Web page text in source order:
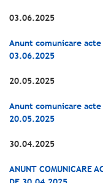
03.06.2025
Anunt comunicare
03.06.2025
20.05.2025
Anunt comunicare
20.05.2025
30.04.2025
ANUNT COMUNICARE